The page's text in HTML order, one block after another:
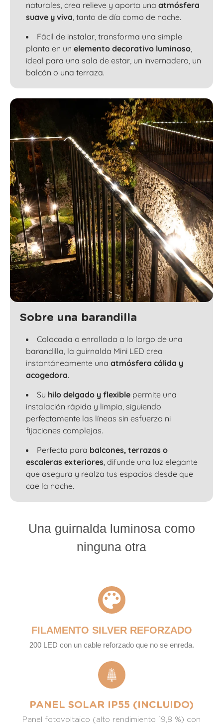
naturales, crea relieve y aporta una atmósfera
suave y viva, tanto de día como de noche.
Fácil de instalar, transforma una simple
planta en un elemento decorativo luminoso,
ideal para una sala de estar, un invernadero, un
balcón o una terraza.
Sobre una barandilla
Colocada o enrollada a lo largo de una
barandilla, la guirnalda Mini LED crea
instantáneamente una atmósfera cálida y
acogedora.
Su hilo delgado y flexible permite una
instalación rápida y limpia, siguiendo
perfectamente las líneas sin esfuerzo ni
fijaciones complejas.
Perfecta para balcones, terrazas o
escaleras exteriores, difunde una luz elegante
que asegura y realza tus espacios desde que
cae la noche.
Una guirnalda luminosa como
ninguna otra
FILAMENTO SILVER REFORZADO
200 LED con un cable reforzado que no se enreda.
PANEL SOLAR IP55 (INCLUIDO)
Panel fotovoltaico (alto rendimiento 19,8 %) con